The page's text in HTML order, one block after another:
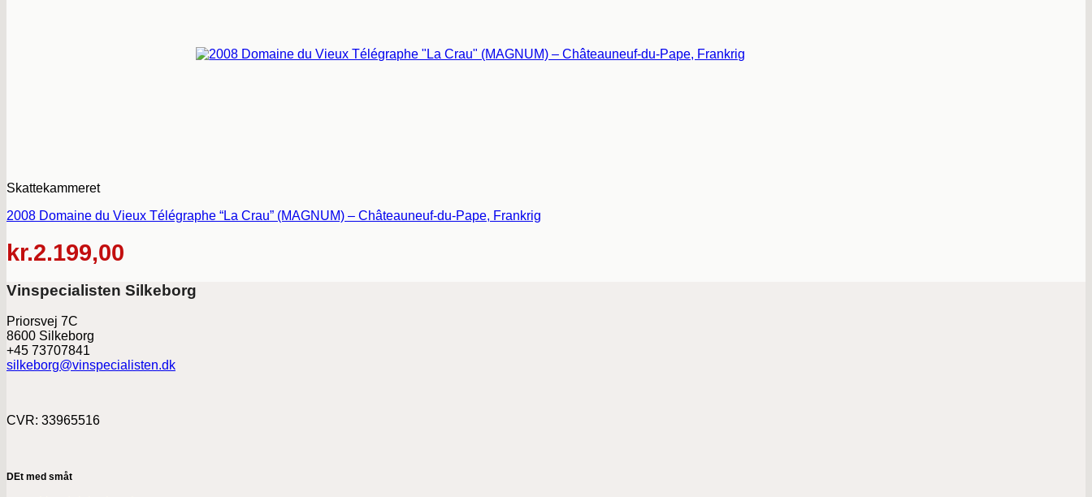
Skattekammeret
2008 Domaine du Vieux Télégraphe “La Crau” (MAGNUM) – Châteauneuf-du-Pape, Frankrig
kr.2.199,00
Vinspecialisten Silkeborg
Priorsvej 7C
8600 Silkeborg
+45 73707841
silkeborg@vinspecialisten.dk
CVR: 33965516
DEt med småt